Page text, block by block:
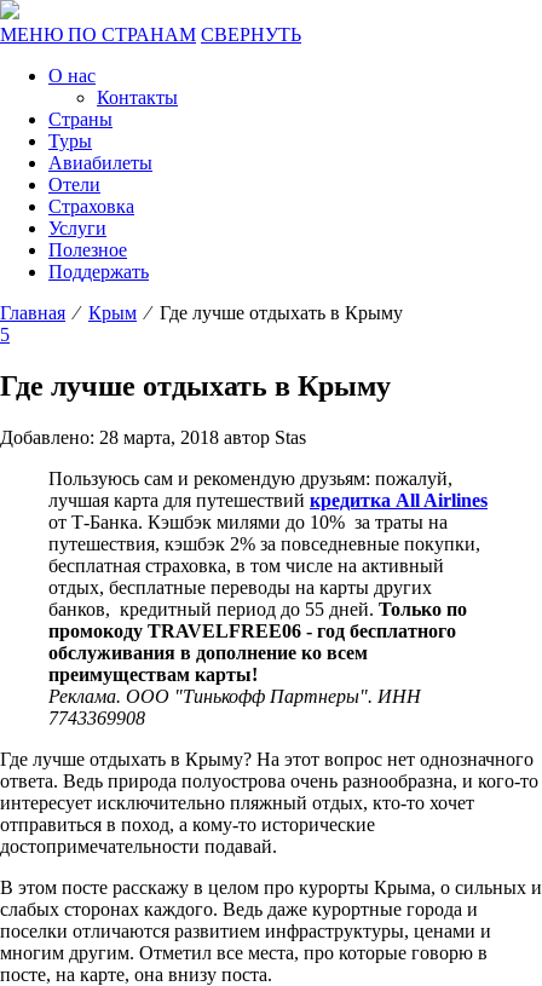
МЕНЮ ПО СТРАНАМ СВЕРНУТЬ
О нас
Контакты
Страны
Туры
Авиабилеты
Отели
Страховка
Услуги
Полезное
Поддержать
Главная ⁄ Крым ⁄ Где лучше отдыхать в Крыму
5
Где лучше отдыхать в Крыму
Добавлено: 28 марта, 2018 автор Stas
Пользуюсь сам и рекомендую друзьям: пожалуй,
лучшая карта для путешествий кредитка All Airlines
от Т-Банка. Кэшбэк милями до 10% за траты на
путешествия, кэшбэк 2% за повседневные покупки,
бесплатная страховка, в том числе на активный
отдых, бесплатные переводы на карты других
банков, кредитный период до 55 дней. Только по
промокоду TRAVELFREE06 - год бесплатного
обслуживания в дополнение ко всем
преимуществам карты!
Реклама. ООО "Тинькофф Партнеры". ИНН
7743369908
Где лучше отдыхать в Крыму? На этот вопрос нет однозначного
ответа. Ведь природа полуострова очень разнообразна, и кого-то
интересует исключительно пляжный отдых, кто-то хочет
отправиться в поход, а кому-то исторические
достопримечательности подавай.
В этом посте расскажу в целом про курорты Крыма, о сильных и
слабых сторонах каждого. Ведь даже курортные города и
поселки отличаются развитием инфраструктуры, ценами и
многим другим. Отметил все места, про которые говорю в
посте, на карте, она внизу поста.